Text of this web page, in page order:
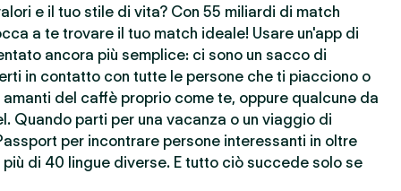
e il tuo stile di vita? Con 55 miliardi di match
a te trovare il tuo match ideale! Usare un'app di
ancora più semplice: ci sono un sacco di
in contatto con tutte le persone che ti piacciono o
del caffè proprio come te, oppure qualcunə da
Quando parti per una vacanza o un viaggio di
per incontrare persone interessanti in oltre
di 40 lingue diverse. E tutto ciò succede solo se